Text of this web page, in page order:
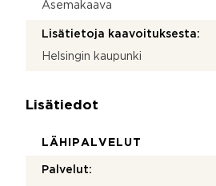
Asemakaava
Lisätietoja kaavoituksesta:
Helsingin kaupunki
Lisätiedot
LÄHIPALVELUT
Palvelut: